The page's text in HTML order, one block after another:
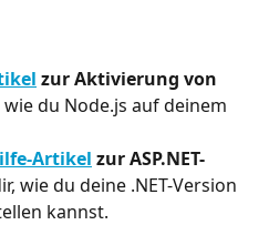
zur Aktivierung von
du Node.js auf deinem
Artikel zur ASP.NET-
wie du deine .NET-Version
kannst.